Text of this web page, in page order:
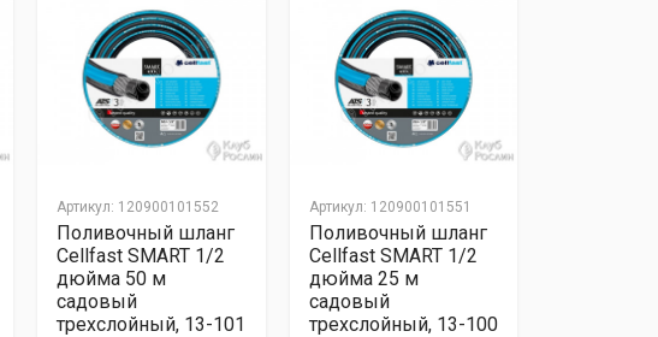
Артикул: 120900101552
Поливочный шланг
Cellfast SMART 1/2
дюйма 50 м
садовый
трехслойный, 13-101
Артикул: 120900101551
Поливочный шланг
Cellfast SMART 1/2
дюйма 25 м
садовый
трехслойный, 13-100